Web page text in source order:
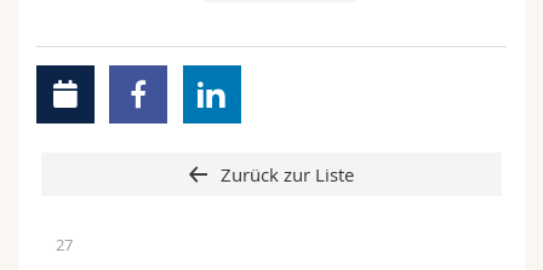
Zurück zur Liste
27